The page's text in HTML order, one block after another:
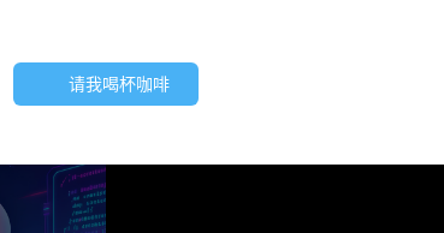
请我喝杯咖啡